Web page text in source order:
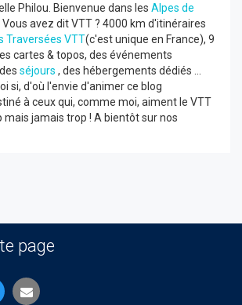
Philou. Bienvenue dans les Alpes de
Vous avez dit VTT ? 4000 km d'itinéraires
Traversées VTT(c'est unique en France), 9
cartes & topos, des événements
séjours , des hébergements dédiés ...
si, d'où l'envie d'animer ce blog
à ceux qui, comme moi, aiment le VTT
mais jamais trop ! A bientôt sur nos
page